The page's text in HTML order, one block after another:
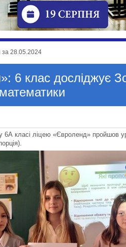
за 28.05.2024
6 клас досліджує
6А класі ліцею «Євроленд» пройшов